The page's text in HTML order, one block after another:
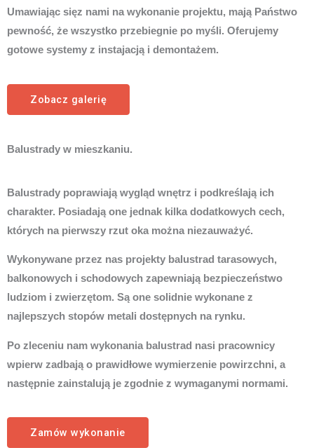
Umawiając sięz nami na wykonanie projektu, mają Państwo
pewność, że wszystko przebiegnie po myśli. Oferujemy
gotowe systemy z instajacją i demontażem.
Zobacz galerię
Balustrady w mieszkaniu.
Balustrady poprawiają wygląd wnętrz i podkreślają ich
charakter. Posiadają one jednak kilka dodatkowych cech,
których na pierwszy rzut oka można niezauważyć.
Wykonywane przez nas projekty balustrad tarasowych,
balkonowych i schodowych zapewniają bezpieczeństwo
ludziom i zwierzętom. Są one solidnie wykonane z
najlepszych stopów metali dostępnych na rynku.
Po zleceniu nam wykonania balustrad nasi pracownicy
wpierw zadbają o prawidłowe wymierzenie powirzchni, a
następnie zainstalują je zgodnie z wymaganymi normami.
Zamów wykonanie